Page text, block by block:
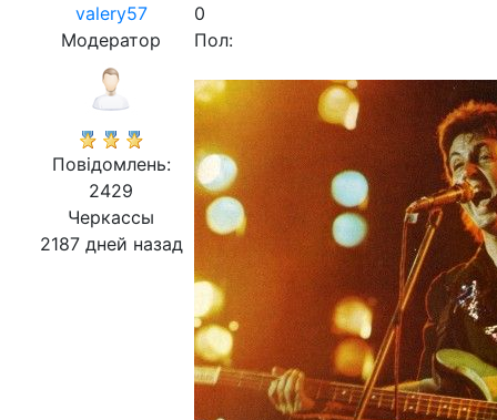
valery57
Модератор
Повідомлень:
2429
Черкассы
2187 дней назад
0
Пол: